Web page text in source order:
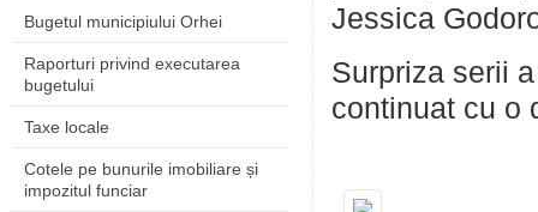
Bugetul municipiului Orhei
Raporturi privind executarea
bugetului
Taxe locale
Cotele pe bunurile imobiliare și
impozitul funciar
Jessica
Surpriza serii
continuat cu o